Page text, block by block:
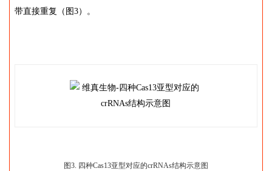
带直接重复（图3）。
图3. 四种Cas13亚型对应的crRNAs结构示意图